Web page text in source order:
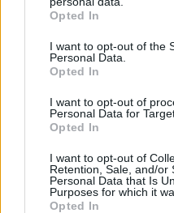
grant or deny consent to
use your data for below
consent section.
Opted In
I want to opt-out of the
Personal Data.
Opted In
I want to opt-out of
Personal Data for
Opted In
I want to opt-out of
Retention, Sale, and/or
Personal Data that Is
Purposes for which it
Opted In
és egy nyitott polccal is